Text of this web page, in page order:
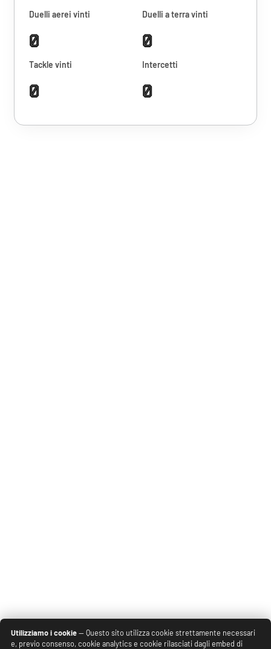
Duelli aerei vinti
0
Duelli a terra vinti
0
Tackle vinti
0
Intercetti
0
Utilizziamo i cookie— Questo sito utilizza cookie strettamente necessari
e, previo consenso, cookie analytics e cookie rilasciati dagli embed di